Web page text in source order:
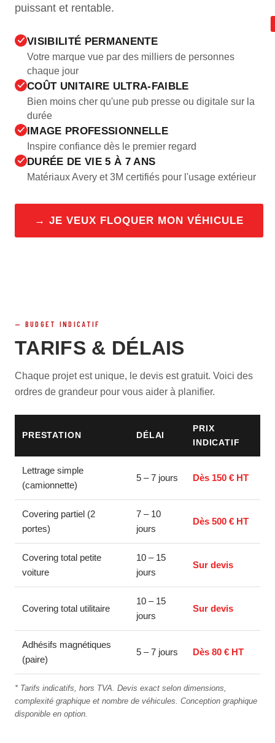
puissant et rentable.
VISIBILITÉ PERMANENTE
Votre marque vue par des milliers de personnes
chaque jour
COÛT UNITAIRE ULTRA-FAIBLE
Bien moins cher qu'une pub presse ou digitale sur la
durée
IMAGE PROFESSIONNELLE
Inspire confiance dès le premier regard
DURÉE DE VIE 5 À 7 ANS
Matériaux Avery et 3M certifiés pour l'usage extérieur
→ JE VEUX FLOQUER MON VÉHICULE
BUDGET INDICATIF
TARIFS & DÉLAIS
Chaque projet est unique, le devis est gratuit. Voici des
ordres de grandeur pour vous aider à planifier.
PRESTATION DÉLAI
PRIX
INDICATIF
Lettrage simple
(camionnette)
5 – 7 jours Dès 150 € HT
Covering partiel (2
portes)
7 – 10
jours
Dès 500 € HT
Covering total petite
voiture
10 – 15
jours
Sur devis
Covering total utilitaire
10 – 15
jours
Sur devis
Adhésifs magnétiques
(paire)
5 – 7 jours Dès 80 € HT
* Tarifs indicatifs, hors TVA. Devis exact selon dimensions,
complexité graphique et nombre de véhicules. Conception graphique
disponible en option.